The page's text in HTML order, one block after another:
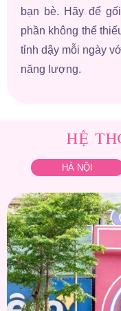
bạn bè. Hãy để
phần không thể
tỉnh dậy mỗi ngày
năng lượng.
HỆ
HÀ NỘI